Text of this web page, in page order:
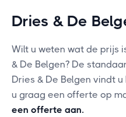
Dries & De
Wilt u weten wat de prijs
& De Belgen? De
Dries & De Belgen vindt
u graag een offerte op
een offerte aan.